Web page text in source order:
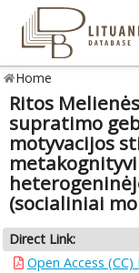
Home
Ritos
supratimo
motyvacijos
(socialiniai
Direct Link:
Open Access (CC)